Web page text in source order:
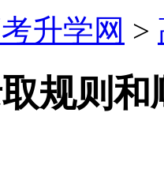
升学网 >
规则